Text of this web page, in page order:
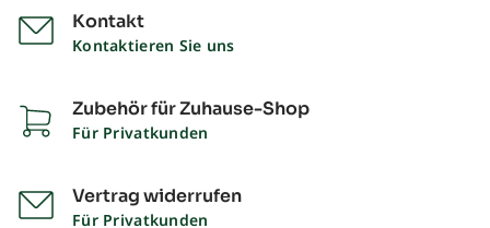
Kontakt
Kontaktieren Sie uns
Zubehör für Zuhause-Shop
Für Privatkunden
Vertrag widerrufen
Für Privatkunden